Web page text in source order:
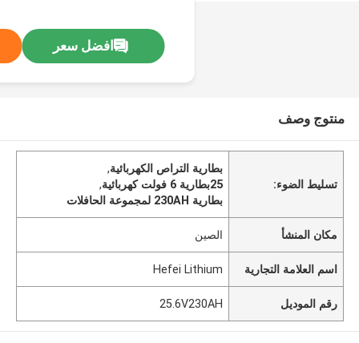
افضل سعر
منتوج وصف
تسليط الضوء:
بطارية التراص الكهربائية,
25بطارية 6 فولت كهربائية
,
بطارية 230AH لمجموعة الحافلات
مكان المنشأ الصين
اسم العلامة التجارية Hefei Lithium
رقم الموديل 25.6V230AH